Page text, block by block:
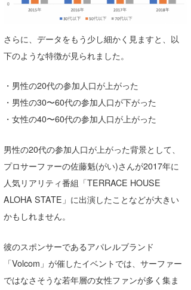
さらに、データをもう少し細かく見ますと、以
下のような特徴が見られました。
・男性の20代の参加人口が上がった
・男性の30〜60代の参加人口が下がった
・女性の40〜60代の参加人口が上がった
男性の20代の参加人口が上がった背景として、
プロサーファーの佐藤魁(がい)さんが2017年に
人気リアリティ番組「TERRACE HOUSE
ALOHA STATE」に出演したことなどが大きい
かもしれません。
彼のスポンサーであるアパレルブランド
「Volcom」が催したイベントでは、サーファー
ではなさそうな若年層の女性ファンが多く集ま
SancheZ
ゴン
米山予報士
wanda
Mr.K
chappy
Romisea